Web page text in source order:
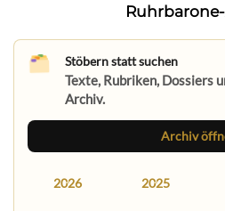
Stöbern statt suchen
Texte, Rubriken, Dossiers
Archiv.
Archiv
2026 2025